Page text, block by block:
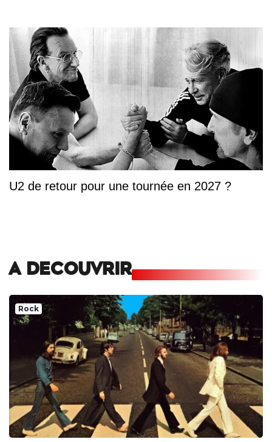
U2 de retour pour une tournée en 2027 ?
A DECOUVRIR
Rock